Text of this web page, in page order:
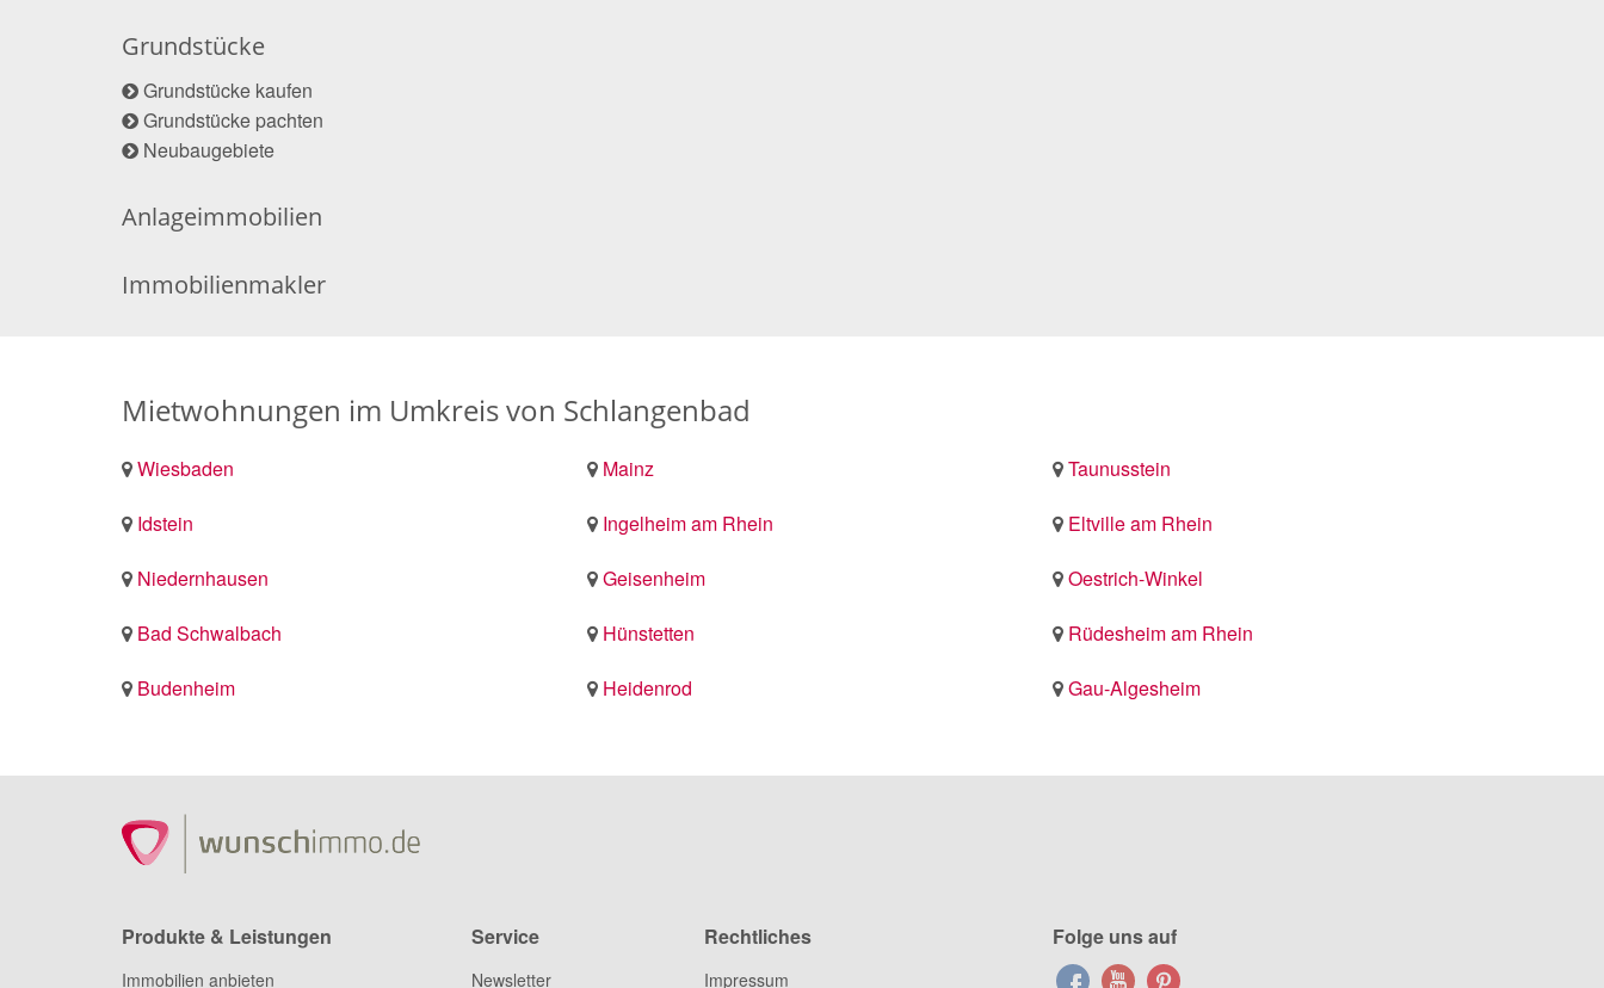
Grundstücke
Grundstücke kaufen
Grundstücke pachten
Neubaugebiete
Anlageimmobilien
Immobilienmakler
Mietwohnungen im Umkreis von Schlangenbad
Wiesbaden Mainz
Taunusstein
Idstein
Ingelheim am Rhein
Eltville am Rhein
Niedernhausen
Geisenheim
Oestrich-Winkel
Bad Schwalbach
Hünstetten
Rüdesheim am Rhein
Budenheim
Heidenrod Gau-Algesheim
Produkte & Leistungen
Immobilien anbieten
Service
Newsletter
Rechtliches
Impressum
Folge uns auf